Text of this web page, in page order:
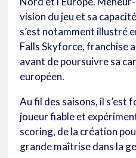
vision du jeu et sa
s’est notamment illustré
Falls Skyforce, franchise
avant de poursuivre sa
européen.
Au fil des saisons, il s’est
joueur fiable et
scoring, de la création
grande maîtrise dans la